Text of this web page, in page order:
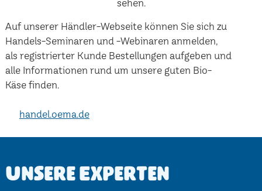
Auf unserer Händler-Webseite können Sie sich zu
Handels-Seminaren und -Webinaren anmelden,
als registrierter Kunde Bestellungen aufgeben und
alle Informationen rund um unsere guten Bio-
Käse finden.
handel.oema.de
Unsere Experten